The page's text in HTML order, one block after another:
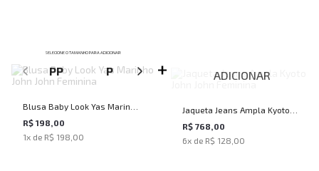
SELECIONE O TAMANHO PARA ADICIONAR
PP P M G
Blusa Baby Look Yas Marinho
John John Feminina
R$ 198,00
1x de R$ 198,00
ADICIONAR
Jaqueta Jeans Ampla Kyoto
John John Feminina
R$ 768,00
6x de R$ 128,00